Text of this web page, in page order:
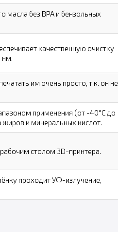
масла без BPA и бензольных
качественную очистку
нм.
им очень просто, т.к. он не
применения (от -40°С до
и минеральных кислот.
столом 3D-принтера.
проходит УФ-излучение,